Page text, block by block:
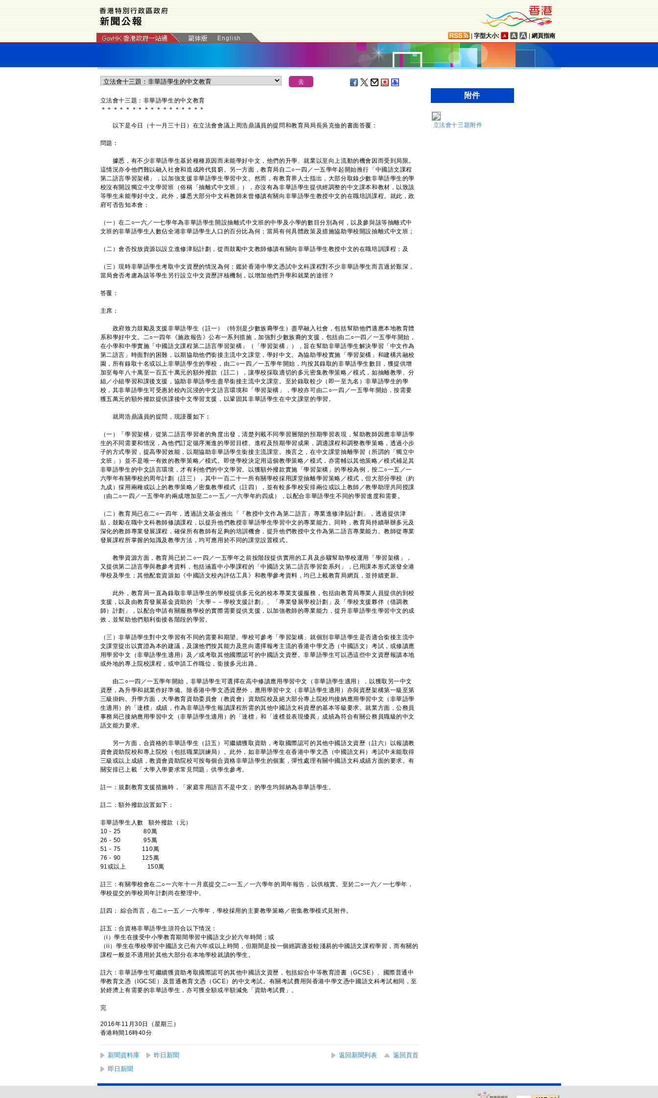
字型大小: 網頁指南
立法會十三題：非華語學生的中文教育
＊ ＊ ＊ ＊ ＊ ＊ ＊ ＊ ＊ ＊ ＊ ＊ ＊ ＊ ＊ ＊ ＊
以下是今日（十一月三十日）在立法會會議上周浩鼎議員的提問和教育局局長吳克儉的書面答覆：
問題：
據悉，有不少非華語學生基於種種原因而未能學好中文，他們的升學、就業以至向上流動的機會因而受到局限。
這情況亦令他們難以融入社會和造成跨代貧窮。另一方面，教育局自二○一四／一五學年起開始推行「中國語文課程
第二語言學習架構」，以加強支援非華語學生學習中文。然而，有教育界人士指出，大部分取錄少數非華語學生的學
校沒有開設獨立中文學習班（俗稱「抽離式中文班」），亦沒有為非華語學生提供經調整的中文課本和教材，以致該
等學生未能學好中文。此外，據悉大部分中文科教師未曾修讀有關向非華語學生教授中文的在職培訓課程。就此，政
府可否告知本會：
（一）在二○一六／一七學年為非華語學生開設抽離式中文班的中學及小學的數目分別為何，以及參與該等抽離式中
文班的非華語學生人數佔全港非華語學生人口的百分比為何；當局有何具體政策及措施協助學校開設抽離式中文班；
（二）會否投放資源以設立進修津貼計劃，從而鼓勵中文教師修讀有關向非華語學生教授中文的在職培訓課程；及
（三）現時非華語學生考取中文資歷的情況為何；鑑於香港中學文憑試中文科課程對不少非華語學生而言過於艱深，
當局會否考慮為該等學生另行設立中文資歷評核機制，以增加他們升學和就業的途徑？
答覆：
主席：
政府致力鼓勵及支援非華語學生（註一）（特別是少數族裔學生）盡早融入社會，包括幫助他們適應本地教育體
系和學好中文。二○一四年《施政報告》公布一系列措施，加強對少數族裔的支援，包括由二○一四／一五學年開始，
在小學和中學實施「中國語文課程第二語言學習架構」（「學習架構」），旨在幫助非華語學生解決學習「中文作為
第二語言」時面對的困難，以期協助他們銜接主流中文課堂，學好中文。為協助學校實施「學習架構」和建構共融校
園，所有錄取十名或以上非華語學生的學校，由二○一四／一五學年開始，均按其錄取的非華語學生數目，獲提供增
加至每年八十萬至一百五十萬元的額外撥款（註二），讓學校採取適切的多元密集教學策略／模式，如抽離教學、分
組／小組學習和課後支援，協助非華語學生盡早銜接主流中文課堂。至於錄取較少（即一至九名）非華語學生的學
校，其非華語學生可受惠於校內沉浸的中文語言環境和「學習架構」，學校亦可由二○一四／一五學年開始，按需要
獲五萬元的額外撥款提供課後中文學習支援，以鞏固其非華語學生在中文課堂的學習。
就周浩鼎議員的提問，現謹覆如下︰
（一）「學習架構」從第二語言學習者的角度出發，清楚列載不同學習層階的預期學習表現，幫助教師因應非華語學
生的不同需要和情況，為他們訂定循序漸進的學習目標、進程及預期學習成果，調適課程和調整教學策略，透過小步
子的方式學習，提高學習效能，以期協助非華語學生銜接主流課堂。換言之，在中文課堂抽離學習（所謂的「獨立中
文班」）並不是唯一有效的教學策略／模式。即使學校決定用這個教學策略／模式，亦需輔以其他策略／模式補足其
非華語學生的中文語言環境，才有利他們的中文學習。以獲額外撥款實施「學習架構」的學校為例，按二○一五／一
六學年有關學校的周年計劃（註三），其中一百二十一所有關學校採用課堂抽離學習策略／模式，但大部分學校（約
九成）採用兩種或以上的教學策略／密集教學模式（註四），並有較多學校安排兩位或以上教師／教學助理共同授課
（由二○一四／一五學年約兩成增加至二○一五／一六學年約四成），以配合非華語學生不同的學習進度和需要。
（二）教育局已在二○一四年，透過語文基金推出「『教授中文作為第二語言』專業進修津貼計劃」，透過提供津
貼，鼓勵在職中文科教師修讀課程，以提升他們教授非華語學生學習中文的專業能力。同時，教育局持續舉辦多元及
深化的教師專業發展課程，確保所有教師有足夠的培訓機會，提升他們教授中文作為第二語言專業能力。教師從專業
發展課程所掌握的知識及教學方法，均可應用於不同的課堂設置模式。
教學資源方面，教育局已於二○一四／一五學年之前按階段提供實用的工具及步驟幫助學校運用「學習架構」，
又提供第二語言學與教參考資料，包括涵蓋中小學課程的「中國語文第二語言學習套系列」，已用課本形式派發全港
學校及學生；其他配套資源如《中國語文校內評估工具》和教學參考資料，均已上載教育局網頁，並持續更新。
此外，教育局一直為錄取非華語學生的學校提供多元化的校本專業支援服務，包括由教育局專業人員提供的到校
支援，以及由教育發展基金資助的「大學－－學校支援計劃」、「專業發展學校計劃」及「學校支援夥伴（借調教
師）計劃」，以配合申請有關服務學校的實際需要提供支援，以加強教師的專業能力，提升非華語學生學習中文的成
效，並幫助他們順利銜接各階段的學習。
（三）非華語學生對中文學習有不同的需要和期望。學校可參考「學習架構」就個別非華語學生是否適合銜接主流中
文課堂提出以實證為本的建議，及讓他們按其能力及意向選擇報考主流的香港中學文憑（中國語文）考試，或修讀應
用學習中文（非華語學生適用）及／或考取其他國際認可的中國語文資歷。非華語學生可以憑這些中文資歷報讀本地
或外地的專上院校課程，或申請工作職位，銜接多元出路。
由二○一四／一五學年開始，非華語學生可選擇在高中修讀應用學習中文（非華語學生適用），以獲取另一中文
資歷，為升學和就業作好準備。除香港中學文憑資歷外，應用學習中文（非華語學生適用）亦與資歷架構第一級至第
三級掛鉤。升學方面，大學教育資助委員會（教資會）資助院校及絕大部分專上院校均接納應用學習中文（非華語學
生適用）的「達標」成績，作為非華語學生報讀課程所需的其他中國語文科資歷的基本等級要求。就業方面，公務員
事務局已接納應用學習中文（非華語學生適用）的「達標」和「達標並表現優異」成績為符合有關公務員職級的中文
語文能力要求。
另一方面，合資格的非華語學生（註五）可繼續獲取資助，考取國際認可的其他中國語文資歷（註六）以報讀教
資會資助院校和專上院校（包括職業訓練局）。此外，如非華語學生在香港中學文憑（中國語文科）考試中未能取得
三級或以上成績，教資會資助院校可按每個合資格非華語學生的個案，彈性處理有關中國語文科成績方面的要求。有
關安排已上載「大學入學要求常見問題」供學生參考。
註一：規劃教育支援措施時，「家庭常用語言不是中文」的學生均歸納為非華語學生。
註二：額外撥款設置如下：
非華語學生人數 額外撥款（元）
10 - 25 80萬
26 - 50 95萬
51 - 75 110萬
76 - 90 125萬
91或以上 150萬
註三：有關學校會在二○一六年十一月底提交二○一五／一六學年的周年報告，以供核實。至於二○一六／一七學年，
學校提交的學校周年計劃尚在整理中。
註四： 綜合而言，在二○一五／一六學年，學校採用的主要教學策略／密集教學模式見附件。
註五：合資格非華語學生須符合以下情況：
（i）學生在接受中小學教育期間學習中國語文少於六年時間；或
（ii）學生在學校學習中國語文已有六年或以上時間，但期間是按一個經調適並較淺易的中國語文課程學習，而有關的
課程一般並不適用於其他大部分在本地學校就讀的學生。
註六：非華語學生可繼續獲資助考取國際認可的其他中國語文資歷，包括綜合中等教育證書（GCSE）、國際普通中
學教育文憑（IGCSE）及普通教育文憑（GCE）的中文考試。有關考試費用與香港中學文憑中國語文科考試相同，至
於經濟上有需要的非華語學生，亦可獲全額或半額減免「資助考試費」。
完
2016年11月30日（星期三）
香港時間16時40分
新聞資料庫 昨日新聞 返回新聞列表
返回頁首
即日新聞
附件
立法會十三題附件